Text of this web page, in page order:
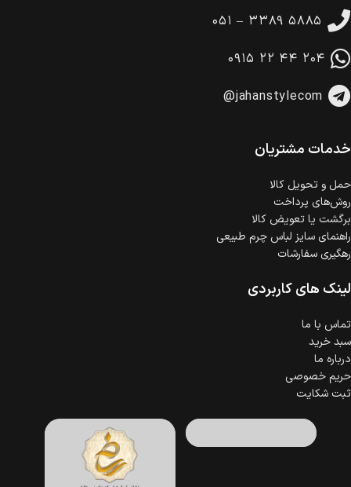
۰۵۱ – ۳۳۸۹ ۵۸۸۵
۰۹۱۵ ۲۲ ۴۴ ۲۰۴
@jahanstylecom
خدمات مشتریان
حمل‌ و تحویل کالا
روش‌های پرداخت
برگشت یا تعویض کالا
راهنمای سایز لباس چرم طبیعی
رهگیری سفارشات
لینک های کاربردی
تماس با ما
سبد خرید
درباره ما
حریم خصوصی
ثبت شکایت